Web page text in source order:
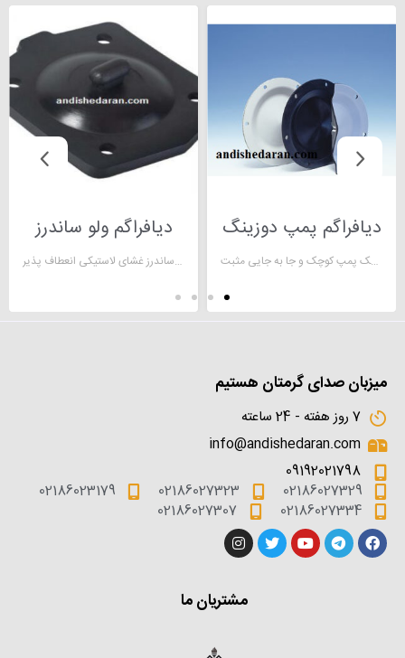
دیافراگم پمپ دوزینگ
دیافراگم پمپ دوزینگ یک پمپ کوچک و جا به جایی مثبت
دیافراگم ولو ساندرز
دیافراگم ولو ساندرز غشای لاستیکی انعطاف پذیر
میزبان صدای گرمتان هستیم
7 روز هفته - 24 ساعته
info@andishedaran.com
09192021798
02186027329
02186027323
02186023179
02186027334
02186027307
مشتریان ما